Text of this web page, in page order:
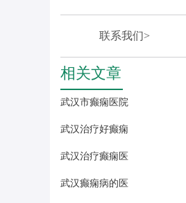
联系我们>
相关文章
武汉市癫痫医院
武汉治疗好癫痫
武汉治疗癫痫医
武汉癫痫病的医